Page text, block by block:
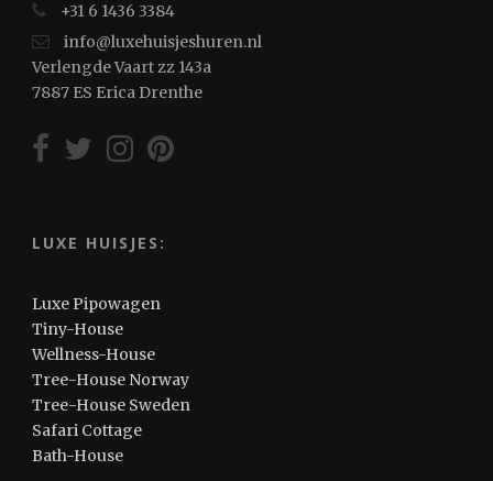
+31 6 1436 3384
info@luxehuisjeshuren.nl
Verlengde Vaart zz 143a
7887 ES Erica Drenthe
LUXE HUISJES:
Luxe Pipowagen
Tiny-House
Wellness-House
Tree-House Norway
Tree-House Sweden
Safari Cottage
Bath-House